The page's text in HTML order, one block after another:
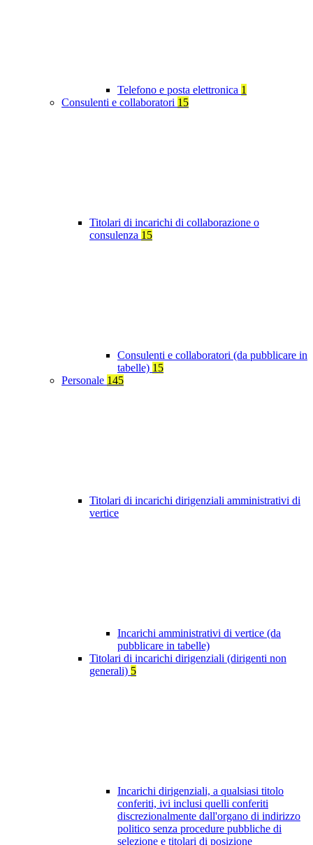
Telefono e posta elettronica 1
Consulenti e collaboratori 15
Titolari di incarichi di collaborazione o
consulenza 15
Consulenti e collaboratori (da pubblicare in
tabelle) 15
Personale 145
Titolari di incarichi dirigenziali amministrativi di
vertice
Incarichi amministrativi di vertice (da
pubblicare in tabelle)
Titolari di incarichi dirigenziali (dirigenti non
generali) 5
Incarichi dirigenziali, a qualsiasi titolo
conferiti, ivi inclusi quelli conferiti
discrezionalmente dall'organo di indirizzo
politico senza procedure pubbliche di
selezione e titolari di posizione